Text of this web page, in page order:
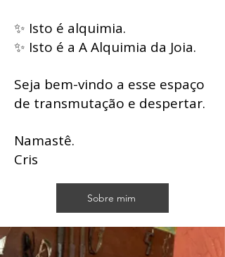
✨ Isto é alquimia.
✨ Isto é a A Alquimia da Joia.
Seja bem-vindo a esse espaço
de transmutação e despertar.
Namastê.
Cris
Sobre mim